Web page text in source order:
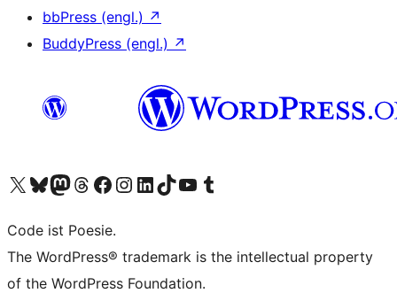
bbPress (engl.) ↗
BuddyPress (engl.) ↗
Unser X-Konto (früher Twitter) besuchen
Unser Bluesky-Konto besuchen
Unser Mastodon-Konto besuchen
Unser Threads-Konto besuchen
Unsere Facebook-Seite besuchen
Unser Instagram-Konto besuchen
Unser LinkedIn-Konto besuchen
Unser TikTok-Konto besuchen
Unseren YouTube-Kanal besuchen
Unser Tumblr-Konto besuchen
Code ist Poesie.
The WordPress® trademark is the intellectual property
of the WordPress Foundation.